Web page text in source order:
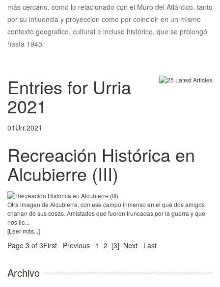
más cercano, como lo relacionado con el Muro del Atlántico, tanto
por su influencia y proyección como por coincidir en un mismo
contexto geografico, cultural e incluso histórico, que se prolongó
hasta 1945.
Entries for Urria
2021
01 Urr.2021
Recreación Histórica en
Alcubierre (III)
Otra imagen de Alcubierre, con ese campo inmenso en el que dos amigos
charlan de sus cosas. Amistades que fueron truncadas por la guerra y que
nos lle...
[Leer más...]
Page 3 of 3First Previous 1 2 [3] Next Last
Archivo